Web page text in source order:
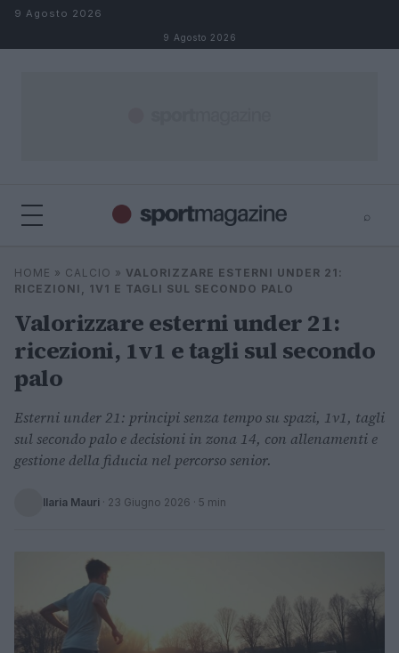
Salta al contenuto
9 Agosto 2026
9 Agosto 2026
⌕
Cerca
HOME » CALCIO » VALORIZZARE ESTERNI UNDER 21:
RICEZIONI, 1V1 E TAGLI SUL SECONDO PALO
Valorizzare esterni under 21:
ricezioni, 1v1 e tagli sul secondo
palo
Esterni under 21: principi senza tempo su spazi, 1v1, tagli
sul secondo palo e decisioni in zona 14, con allenamenti e
gestione della fiducia nel percorso senior.
Ilaria Mauri · 23 Giugno 2026 · 5 min